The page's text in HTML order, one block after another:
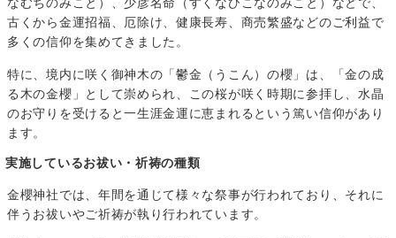
古くから金運招福、厄除け、健康長寿、商売繁盛などのご利益で
多くの信仰を集めてきました。
特に、境内に咲く御神木の「鬱金（うこん）の櫻」は、「金の成
る木の金櫻」として崇められ、この桜が咲く時期に参拝し、水晶
のお守りを受けると一生涯金運に恵まれるという篤い信仰があり
ます。
実施しているお祓い・祈祷の種類
金櫻神社では、年間を通じて様々な祭事が行われており、それに
伴うお祓いやご祈祷が執り行われています。